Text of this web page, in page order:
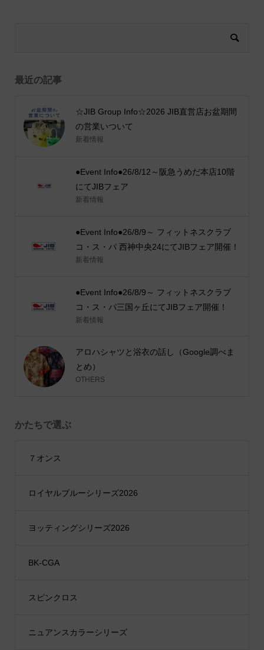
最近の記事
☆JIB Group Info☆2026 JIB直営店お盆期間
の営業いついて
新着情報
●Event Info●26/8/12～阪急うめだ本店10階
にてJIBフェア
新着情報
●Event Info●26/8/9～ フィットネスクラブ
コ・ス・パ 西神中央24にてJIBフェア開催！
新着情報
●Event Info●26/8/9～ フィットネスクラブ
コ・ス・パ三国ヶ丘にてJIBフェア開催！
新着情報
アロハシャツと浴衣の話し（Google調べま
とめ）
OTHERS
かたちで選ぶ
７オンス
ロイヤルブルーシリーズ2026
ヨッティングシリーズ2026
BK-CGA
スピンクロス
ニュアンスカラーシリーズ